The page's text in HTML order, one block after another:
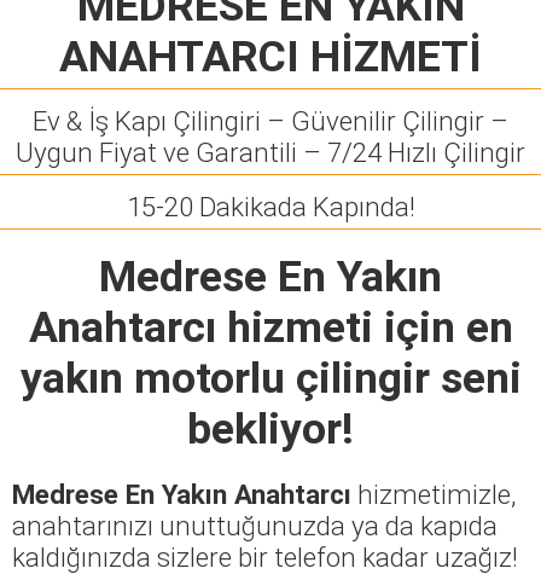
ANAHTARCI HİZMETİ
Ev & İş Kapı Çilingiri – Güvenilir Çilingir –
Uygun Fiyat ve Garantili – 7/24 Hızlı Çilingir
15-20 Dakikada Kapında!
Medrese En Yakın
Anahtarcı hizmeti için en
yakın motorlu çilingir seni
bekliyor!
Medrese En Yakın Anahtarcı hizmetimizle,
anahtarınızı unuttuğunuzda ya da kapıda
kaldığınızda sizlere bir telefon kadar uzağız!